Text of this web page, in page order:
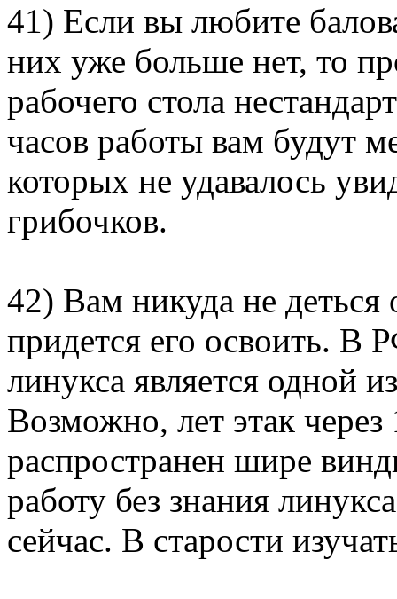
41) Если вы любите
них уже больше нет, то
рабочего стола
часов работы вам будут
которых не удавалось
грибочков.
42) Вам никуда не
придется его освоить. В
линукса является одной
Возможно, лет этак
распространен шире
работу без знания
сейчас. В старости